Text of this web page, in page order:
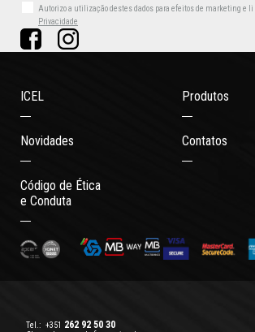
Autorizo a utilização destes dados para efeitos de marketing e li
Privacidade
ICEL Produtos
Novidades Contatos
Código de Ética
e Conduta
Tel.: +351 262 92 50 30